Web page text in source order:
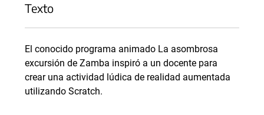
Texto
El conocido programa animado La asombrosa
excursión de Zamba inspiró a un docente para
crear una actividad lúdica de realidad aumentada
utilizando Scratch.